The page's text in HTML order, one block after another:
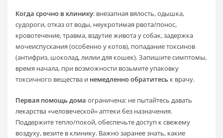
Когда срочно в клинику: внезапная вялость, одышка,
судороги, отказ от воды, неукротимая рвота/понос,
кровотечение, травма, вздутие живота у собак, задержка
мочеиспускания (особенно у котов), попадание токсинов
(антифриз, шоколад, лилии для кошек). Запишите симптомы,
время начала, при возможности возьмите упаковку
токсичного вещества и немедленно обратитесь к врачу.
Первая помощь дома ограничена: не пытайтесь давать
лекарства «человеческой» аптеки без назначения.
Поддержите тепло/покой, обеспечьте доступ к свежему
воздуху, везите в клинику. Важно заранее знать, какие